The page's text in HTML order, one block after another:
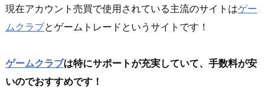
現在アカウント売買で使用されている主流のサイトはゲー
ムクラブとゲームトレードというサイトです！
ゲームクラブは特にサポートが充実していて、手数料が安
いのでおすすめです！